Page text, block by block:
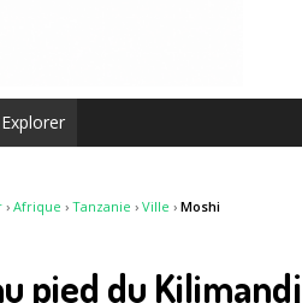
Explorer
› Afrique › Tanzanie › Ville › Moshi
pied du